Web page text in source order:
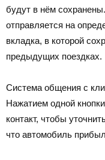
будут в нём
отправляется на
вкладка, в которой
предыдущих поездках.
Система общения с
Нажатием одной
контакт, чтобы
что автомобиль